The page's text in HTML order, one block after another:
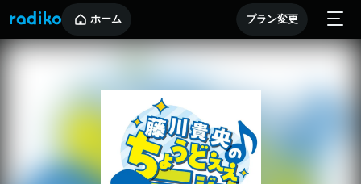
ホーム プラン変更